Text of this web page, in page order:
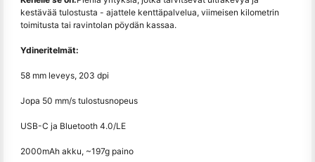
kestävää tulostusta - ajattele kenttäpalvelua, viimeisen kilometrin
toimitusta tai ravintolan pöydän kassaa.
Ydineritelmät:
58 mm leveys, 203 dpi
Jopa 50 mm/s tulostusnopeus
USB-C ja Bluetooth 4.0/LE
2000mAh akku, ~197g paino